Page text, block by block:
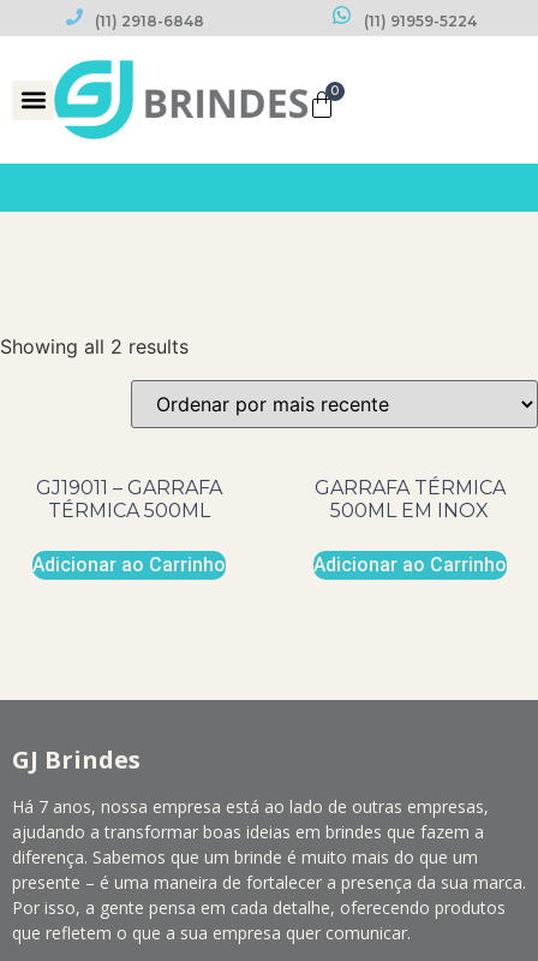
(11) 2918-6848 (11) 91959-5224
0
Showing all 2 results
GJ19011 – GARRAFA
TÉRMICA 500ML
Adicionar ao Carrinho
GARRAFA TÉRMICA
500ML EM INOX
Adicionar ao Carrinho
GJ Brindes
Há 7 anos, nossa empresa está ao lado de outras empresas,
ajudando a transformar boas ideias em brindes que fazem a
diferença. Sabemos que um brinde é muito mais do que um
presente – é uma maneira de fortalecer a presença da sua marca.
Por isso, a gente pensa em cada detalhe, oferecendo produtos
que refletem o que a sua empresa quer comunicar.